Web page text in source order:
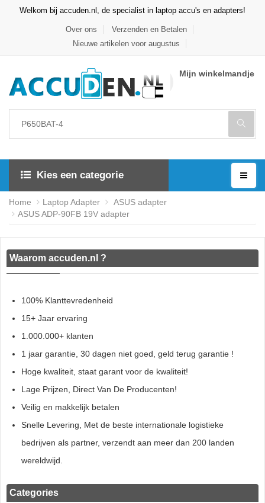
Welkom bij accuden.nl, de specialist in laptop accu's en adapters!
Over ons
Verzenden en Betalen
Nieuwe artikelen voor augustus
Mijn winkelmandje
Kies een categorie
Home Laptop Adapter
ASUS adapter
ASUS ADP-90FB 19V adapter
Waarom accuden.nl ?
100% Klanttevredenheid
15+ Jaar ervaring
1.000.000+ klanten
1 jaar garantie, 30 dagen niet goed, geld terug garantie !
Hoge kwaliteit, staat garant voor de kwaliteit!
Lage Prijzen, Direct Van De Producenten!
Veilig en makkelijk betalen
Snelle Levering, Met de beste internationale logistieke
bedrijven als partner, verzendt aan meer dan 200 landen
wereldwijd.
Categories